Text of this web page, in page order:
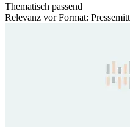
Thematisch passend
Relevanz vor Format: